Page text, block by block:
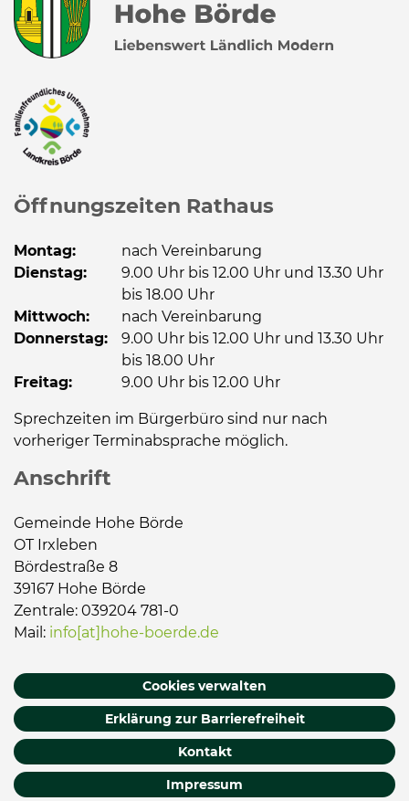
Öffnungszeiten Rathaus
Montag:
nach Vereinbarung
Dienstag:
9.00 Uhr bis 12.00 Uhr und 13.30 Uhr
bis 18.00 Uhr
Mittwoch:
nach Vereinbarung
Donnerstag: 9.00 Uhr bis 12.00 Uhr und 13.30 Uhr
bis 18.00 Uhr
Freitag:
9.00 Uhr bis 12.00 Uhr
Sprechzeiten im Bürgerbüro sind nur nach
vorheriger Terminabsprache möglich.
Anschrift
Gemeinde Hohe Börde
OT Irxleben
Bördestraße 8
39167 Hohe Börde
Zentrale: 039204 781-0
Mail: info[at]hohe-boerde.de
Cookies verwalten
Erklärung zur Barrierefreiheit
Kontakt
Impressum